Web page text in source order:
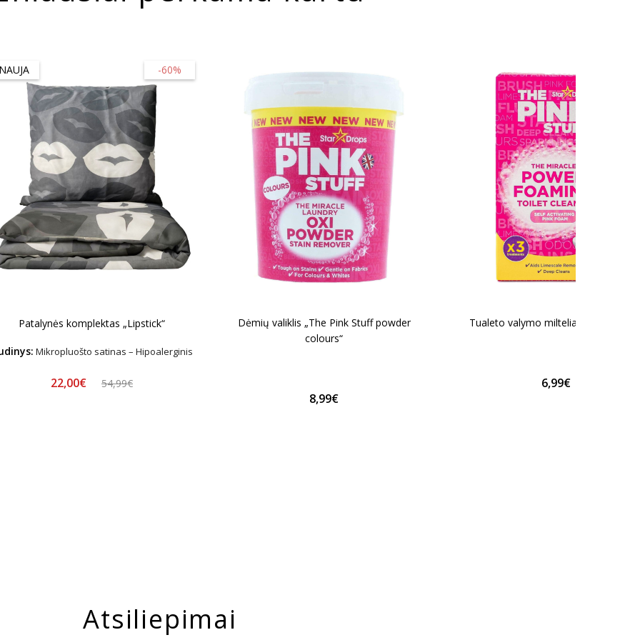
-60%
Patalynės komplektas „Lipstick“
Mikropluošto satinas – Hipoalerginis
22,00€ 54,99€
Dėmių valiklis „The Pink Stuff powder
colours“
8,99€
Tualeto valymo milteliai „WC
6,99€
Atsiliepimai